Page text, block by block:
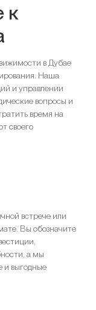
к
в Дубае
Наша
и управлении
вопросы и
время на
своего
встрече или
Вы обозначите
а мы
и выгодные